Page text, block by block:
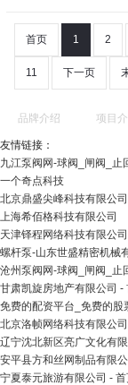
首页 1 2
11 下一页
品牌介绍 项目
友情链接：
九江泵阀网-球阀_闸阀_止
一个奇点科技
北京鼎盛尖峰科技有限公司
上海希佰格科技有限公司
天津铎程网络科技有限公司
螺杆泵-山东世盛精密机械
沧州泵阀网-球阀_闸阀_止
甘肃凯旋房地产有限公司 -
免费的配资平台_免费的股
北京洛帧网络科技有限公司
辽宁沈北新区亮广文化有
安平县方和丝网制品有限
宁夏泰元旅游有限公司 -